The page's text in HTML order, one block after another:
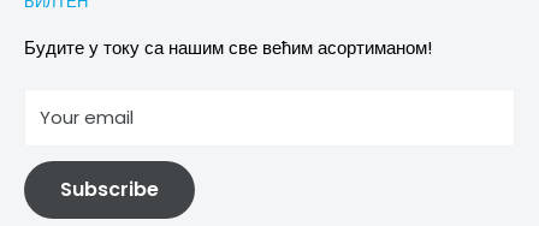
Images & references
Политика отказивања
Услови
Информације о електричној и електронској опреми
Будите у току са нашим све већим асортиманом!
Your email
Subscribe